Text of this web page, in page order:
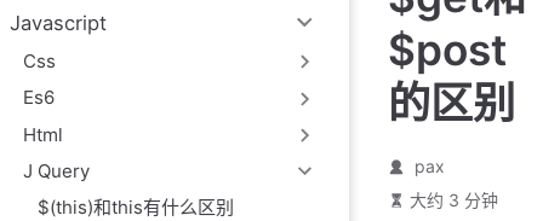
Javascript
Css
Es6
Html
J Query
$(this)和this有什么区别
$post
的区别
pax
大约 3 分钟